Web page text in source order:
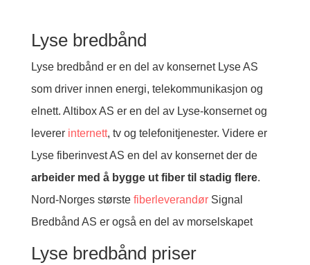
Lyse bredbånd
Lyse bredbånd er en del av konsernet Lyse AS
som driver innen energi, telekommunikasjon og
elnett. Altibox AS er en del av Lyse-konsernet og
leverer internett, tv og telefonitjenester. Videre er
Lyse fiberinvest AS en del av konsernet der de
arbeider med å bygge ut fiber til stadig flere.
Nord-Norges største fiberleverandørSignal
Bredbånd AS er også en del av morselskapet
Lyse bredbånd priser